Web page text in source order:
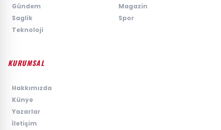
Gündem
Magazin
Saglik
Spor
Teknoloji
KURUMSAL
Hakkımızda
Künye
Yazarlar
İletişim